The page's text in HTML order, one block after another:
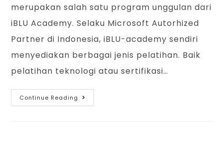
merupakan salah satu program unggulan dari
iBLU Academy. Selaku Microsoft Autorhized
Partner di Indonesia, iBLU-academy sendiri
menyediakan berbagai jenis pelatihan. Baik
pelatihan teknologi atau sertifikasi…
Continue Reading